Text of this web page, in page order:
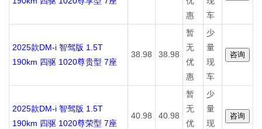
惠
车
2025款DM-i 智驾版 1.5T
190km 四驱 1020尊贵型 7座
38.98 38.98
暂
无
优
惠
少
量
现
车
2025款DM-i 智驾版 1.5T
190km 四驱 1020尊荣型 7座
40.98 40.98
暂
无
优
少
量
现